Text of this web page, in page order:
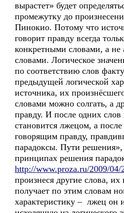
вырастет» будет
промежутку до
Пинокио. Потому что
говорит правду всегда
конкретными словами, а не
словами. Логическое
по соответствию слов
предыдущей логической
источника, их
словами можно солгать, а
правду. И после одних слов
становится лжецом, а
говорящим правду,
парадоксы. Пути решения»,
принципах решения
http://www.proza.ru/2009/04/
произнеся другие слова, их
получает по этим словам
характеристику – лжец он